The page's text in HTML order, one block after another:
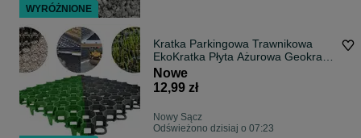
Kratka Parkingowa Trawnikowa
EkoKratka Płyta Ażurowa Geokrata
Parking
Nowe
12,99 zł
Nowy Sącz
Odświeżono dzisiaj o 07:23
WYRÓŻNIONE